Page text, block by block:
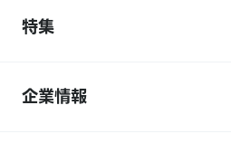
特集
企業情報